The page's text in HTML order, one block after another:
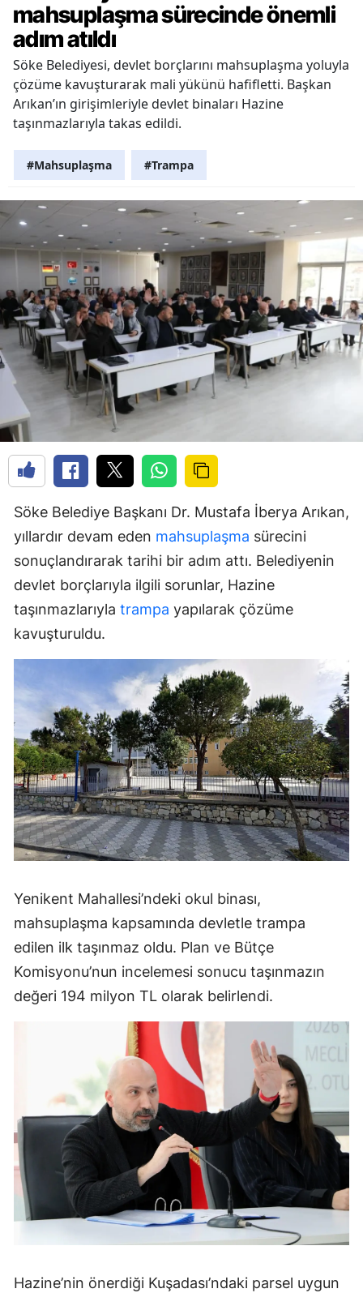
mahsuplaşma sürecinde önemli
adım atıldı
Söke Belediyesi, devlet borçlarını mahsuplaşma yoluyla
çözüme kavuşturarak mali yükünü hafifletti. Başkan
Arıkan’ın girişimleriyle devlet binaları Hazine
taşınmazlarıyla takas edildi.
#Mahsuplaşma #Trampa
Söke Belediye Başkanı Dr. Mustafa İberya Arıkan,
yıllardır devam eden mahsuplaşma sürecini
sonuçlandırarak tarihi bir adım attı. Belediyenin
devlet borçlarıyla ilgili sorunlar, Hazine
taşınmazlarıyla trampa yapılarak çözüme
kavuşturuldu.
Yenikent Mahallesi’ndeki okul binası,
mahsuplaşma kapsamında devletle trampa
edilen ilk taşınmaz oldu. Plan ve Bütçe
Komisyonu’nun incelemesi sonucu taşınmazın
değeri 194 milyon TL olarak belirlendi.
Hazine’nin önerdiği Kuşadası’ndaki parsel uygun